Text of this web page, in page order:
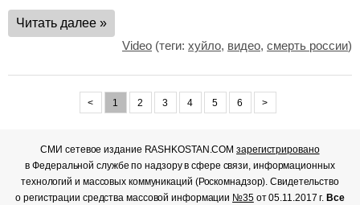
Читать далее »
Video (теги: хуйло, видео, смерть россии)
< 1 2 3 4 5 6 >
СМИ сетевое издание RASHKOSTAN.COMзарегистрировано
в Федеральной службе по надзору в сфере связи, информационных
технологий и массовых коммуникаций (Роскомнадзор). Свидетельство
о регистрации средства массовой информации №35от 05.11.2017 г.Все